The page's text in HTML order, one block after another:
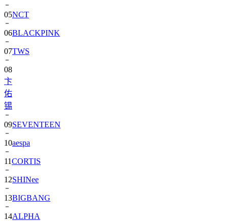
06BLACKPINK
07TWS
08
卞
佑
锡
09
10aespa
11CORTIS
12SHINee
13BIGBANG
14ALPHA
DRIVE
ONE)